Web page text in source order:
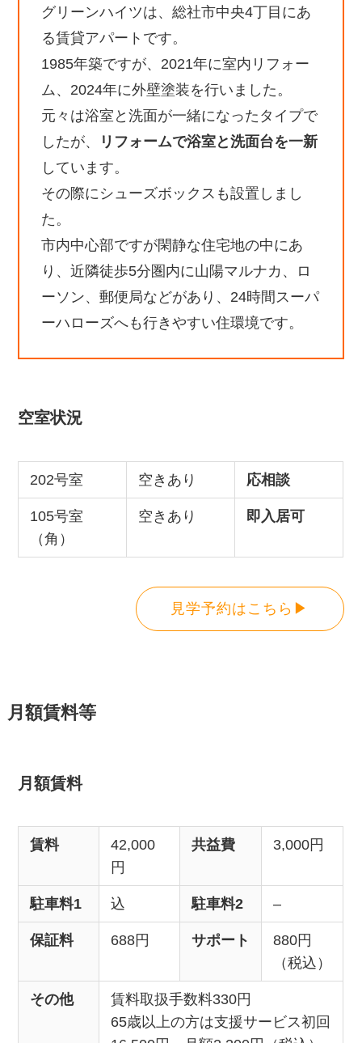
グリーンハイツは、総社市中央4丁目にあ
る賃貸アパートです。
1985年築ですが、2021年に室内リフォー
ム、2024年に外壁塗装を行いました。
元々は浴室と洗面が一緒になったタイプで
したが、
リフォームで浴室と洗面台を一新
しています。
その際にシューズボックスも設置しまし
た。
市内中心部ですが閑静な住宅地の中にあ
り、近隣徒歩5分圏内に山陽マルナカ、ロ
ーソン、郵便局などがあり、24時間スーパ
ーハローズへも行きやすい住環境です。
空室状況
202号室 空きあり 応相談
105号室
（角）
空きあり 即入居可
見学予約はこちら▶
月額賃料等
月額賃料
賃料
42,000
円
共益費 3,000円
駐車料1 込 駐車料2 –
保証料 688円 サポート
880円
（税込）
その他
賃料取扱手数料330円
65歳以上の方は支援サービス初回